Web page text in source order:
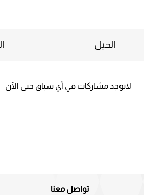
الخيل
لايوجد مشاركات في أي سباق حتى الآن
تواصل معنا